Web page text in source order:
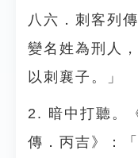
八六．刺客列
變名姓為刑人
以刺襄子。」
2. 暗中打聽。
傳．丙吉》：